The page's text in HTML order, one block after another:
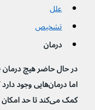
علل
تشخیص
درمان
در حال حاضر هیچ درمان
اما درمان‌هایی
کمک می‌کند تا حد امکان فعال و مستقل بمانند.